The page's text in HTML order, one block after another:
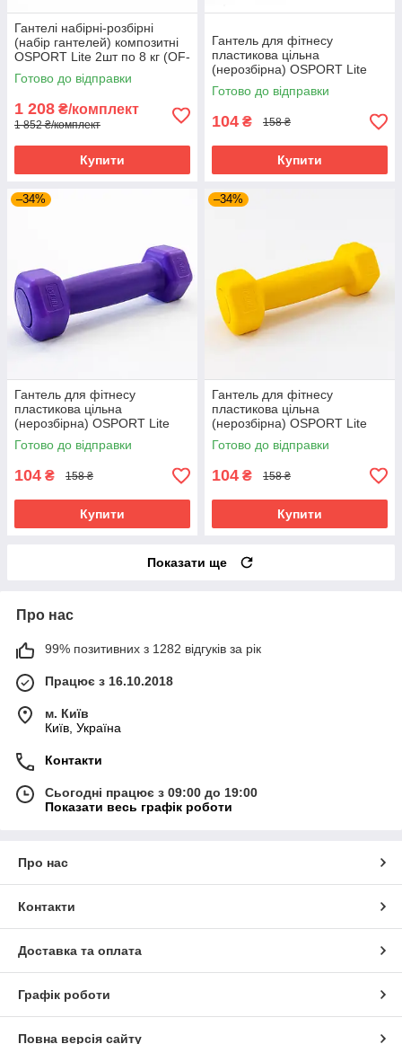
Гантелі набірні-розбірні
(набір гантелей) композитні
OSPORT Lite 2шт по 8 кг (OF-
0173)
Готово до відправки
1 208 ₴/комплект
1 852 ₴/комплект
Купити
Гантель для фітнесу
пластикова цільна
(нерозбірна) OSPORT Lite
0.5 кг (OF-0112) Рожевий
Готово до відправки
104 ₴ 158 ₴
Купити
–34%
Гантель для фітнесу
пластикова цільна
(нерозбірна) OSPORT Lite
0.5 кг (OF-0112) Фіолетовий
Готово до відправки
104 ₴ 158 ₴
Купити
–34%
Гантель для фітнесу
пластикова цільна
(нерозбірна) OSPORT Lite
0.5 кг (OF-0112) Жовтий
Готово до відправки
104 ₴ 158 ₴
Купити
Показати ще
Про нас
99% позитивних з 1282 відгуків за рік
Працює з 16.10.2018
м. Київ
Київ, Україна
Контакти
Сьогодні працює з 09:00 до 19:00
Показати весь графік роботи
Про нас
Контакти
Доставка та оплата
Графік роботи
Повна версія сайту